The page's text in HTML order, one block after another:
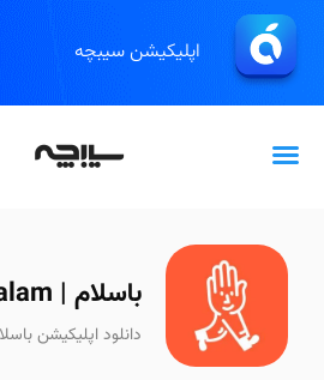
اپلیکیشن سیبچه
باسلام | Basalam
دانلود اپلیکیشن